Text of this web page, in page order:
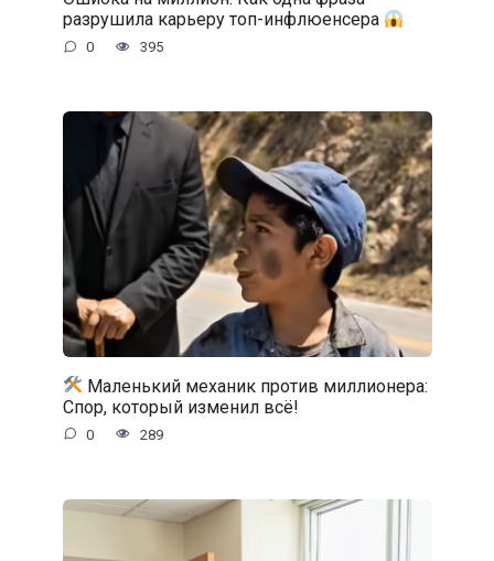
разрушила карьеру топ-инфлюенсера
0 395
Маленький механик против миллионера:
Спор, который изменил всё!
0 289